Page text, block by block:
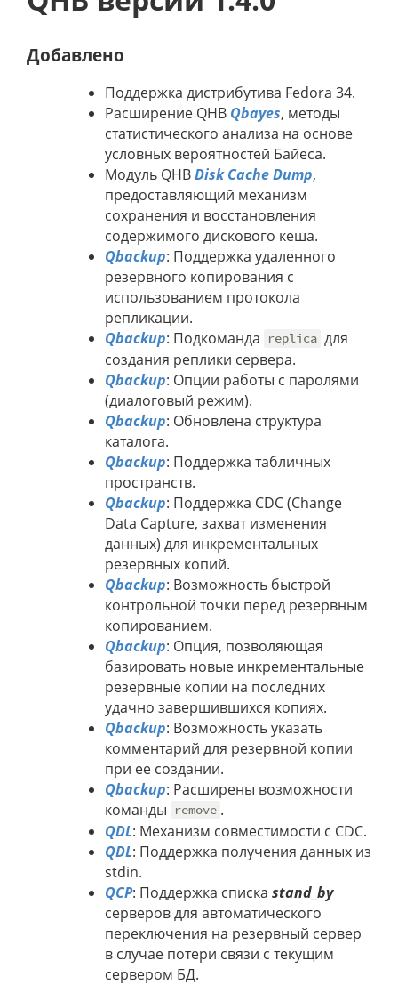
Добавлено
Поддержка дистрибутива Fedora 34.
Расширение QHB Qbayes, методы
статистического анализа на основе
условных вероятностей Байеса.
Модуль QHBDisk Cache Dump,
предоставляющий механизм
сохранения и восстановления
содержимого дискового кеша.
Qbackup: Поддержка удаленного
резервного копирования с
использованием протокола
репликации.
Qbackup: Подкоманда replica для
создания реплики сервера.
Qbackup: Опции работы с паролями
(диалоговый режим).
Qbackup: Обновлена структура
каталога.
Qbackup: Поддержка табличных
пространств.
Qbackup: Поддержка CDC (Change
Data Capture, захват изменения
данных) для инкрементальных
резервных копий.
Qbackup: Возможность быстрой
контрольной точки перед резервным
копированием.
Qbackup: Опция, позволяющая
базировать новые инкрементальные
резервные копии на последних
удачно завершившихся копиях.
Qbackup: Возможность указать
комментарий для резервной копии
при ее создании.
Qbackup: Расширены возможности
команды
remove .
QDL: Механизм совместимости с CDC.
QDL: Поддержка получения данных из
stdin.
QCP: Поддержка списка stand_by
серверов для автоматического
переключения на резервный сервер
в случае потери связи с текущим
сервером БД.